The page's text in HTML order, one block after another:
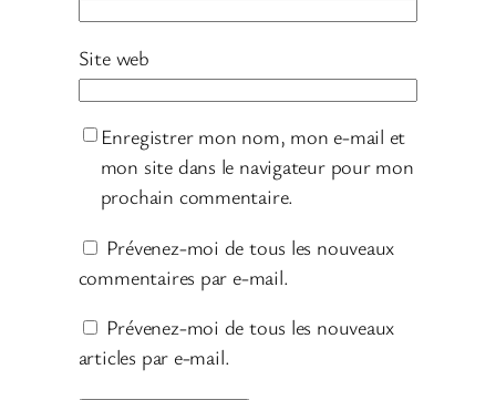
Site web
Enregistrer mon nom, mon e-mail et
mon site dans le navigateur pour mon
prochain commentaire.
Prévenez-moi de tous les nouveaux
commentaires par e-mail.
Prévenez-moi de tous les nouveaux
articles par e-mail.